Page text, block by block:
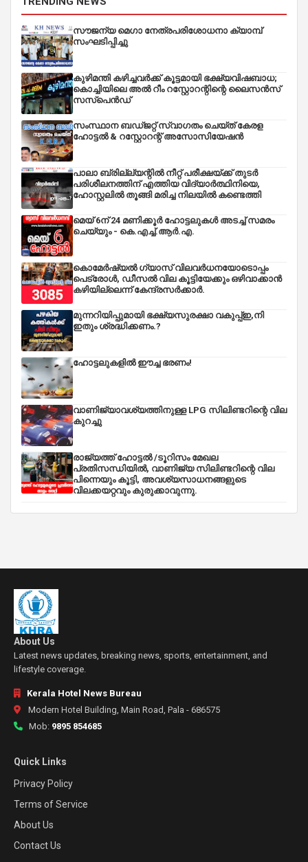
സൗജന്യ മെഗാ നേത്രപരിശോധനാ ക്യാമ്പ്
സംഘടിപ്പിച്ചു
കുഴിമന്തി കഴിച്ചവർക്ക് കൂട്ടമായി ഭക്ഷ്യവിഷബാധ;
കൊച്ചിയിലെ അൽ റീം റസ്റ്റോറന്റിന്റെ ലൈസൻസ്
സസ്പെൻഡ്
സംസ്ഥാന ബഡ്‌ജറ്റ് സ്വാഗതം ചെയ്ത് കേരള
ഹോട്ടൽ & റസ്റ്റോറന്റ് അസോസിയേഷൻ
പാലാ ബ്രില്ല്യന്റിൽ നീറ്റ് പരീക്ഷയ്ക്ക് തുടർ
പരിശീലനത്തിന് എത്തിയ വിദ്യാർത്ഥിനിയെ,
ഹോസ്റ്റലിൽ തൂങ്ങി മരിച്ച നിലയിൽ കണ്ടെത്തി
മെയ് 6ന് 24 മണിക്കൂർ ഹോട്ടലുകൾ അടച്ച് സമരം
ചെയ്യും - കെ.എച്ച്.ആർ.എ.
കൊമേർഷ്യൽ ഗ്യാസ് വിലവർധനയോടൊപ്പം
പെട്രോൾ, ഡീസല്‍ വില കൂട്ടിയേക്കും ഒഴിവാക്കാന്‍
കഴിയില്ലെന്ന് കേന്ദ്രസര്‍ക്കാര്‍.
മുന്നറിയിപ്പുമായി ഭക്ഷ്യസുരക്ഷാ വകുപ്പ്ഇ,നി
ഇതും ശ്രദ്ധിക്കണം.?
ഹോട്ടലുകളിൽ ഈച്ച ഭരണം!
വാണിജ്യാവശ്യത്തിനുള്ള LPG സിലിണ്ടറിന്റെ വില
കുറച്ചു
രാജ്യത്ത് ഹോട്ടൽ /ടൂറിസം മേഖല
പ്രതിസന്ധിയിൽ, വാണിജ്യ സിലിണ്ടറിന്റെ വില
പിന്നെയും കൂട്ടി, അവശ്യസാധനങ്ങളുടെ
വിലക്കയറ്റവും കുരുക്കാവുന്നു.
About Us
Latest news updates, breaking news, sports, entertainment, and
lifestyle coverage.
Kerala Hotel News Bureau
Modern Hotel Building, Main Road, Pala - 686575
Mob: 9895 854685
Quick Links
Privacy Policy
Terms of Service
About Us
Contact Us